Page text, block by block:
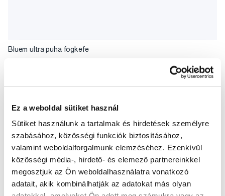
Ez a weboldal sütiket használ
Sütiket használunk a tartalmak és hirdetések személyre
szabásához, közösségi funkciók biztosításához,
valamint weboldalforgalmunk elemzéséhez. Ezenkívül
közösségi média-, hirdető- és elemező partnereinkkel
megosztjuk az Ön weboldalhasználatra vonatkozó
adatait, akik kombinálhatják az adatokat más olyan
Bluem ultra puha fogkefe
A kosárba Készleten > 5 db